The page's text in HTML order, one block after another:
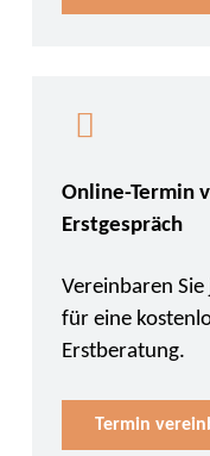
Online-Termin
Erstgespräch
Vereinbaren
für eine
Erstberatung.
Termin